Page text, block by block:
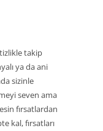
takip
ya da ani
sizinle
seven ama
fırsatlardan
kal, fırsatları